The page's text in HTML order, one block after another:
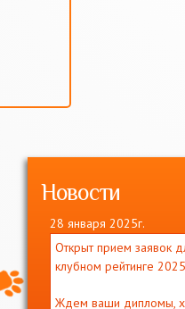
Новости
28 января 2025г.
Открыт прием заявок
клубном рейтинге
Ждем ваши дипломы,